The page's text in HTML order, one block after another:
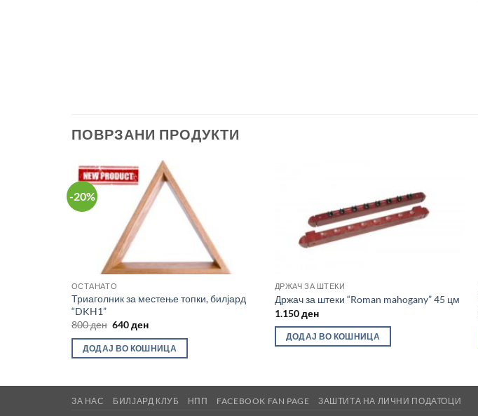
ПОВРЗАНИ ПРОДУКТИ
-20%
ОСТАНАТО
Триаголник за местење топки, билјард
“DKH1”
800ден Original
price
was:
800 ден.
640денCurrent
is:
640 ден.
ДОДАЈ ВО КОШНИЦА
желботека
ДРЖАЧ ЗА ШТЕКИ
Држач за штеки “Roman mahogany” 45 цм
1.150ден
ДОДАЈ ВО КОШНИЦА
ЗА НАС БИЛЈАРД КЛУБ НПП FACEBOOK FAN PAGE ЗАШТИТА НА ЛИЧНИ ПОДАТОЦИ